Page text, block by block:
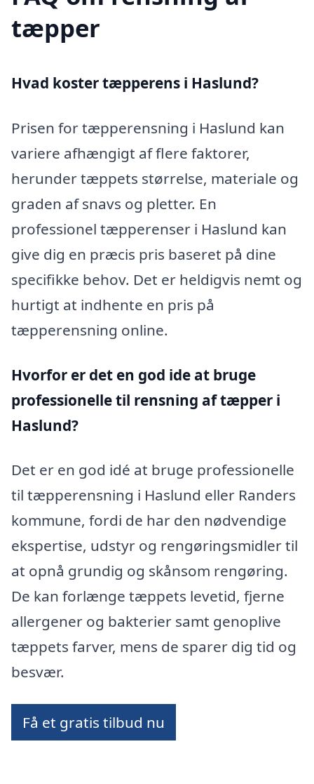
tæpper
Hvad koster tæpperens i Haslund?
Prisen for tæpperensning i Haslund kan
variere afhængigt af flere faktorer,
herunder tæppets størrelse, materiale og
graden af snavs og pletter. En
professionel tæpperenser i Haslund kan
give dig en præcis pris baseret på dine
specifikke behov. Det er heldigvis nemt og
hurtigt at indhente en pris på
tæpperensning online.
Hvorfor er det en god ide at bruge
professionelle til rensning af tæpper i
Haslund?
Det er en god idé at bruge professionelle
til tæpperensning i Haslund eller Randers
kommune, fordi de har den nødvendige
ekspertise, udstyr og rengøringsmidler til
at opnå grundig og skånsom rengøring.
De kan forlænge tæppets levetid, fjerne
allergener og bakterier samt genoplive
tæppets farver, mens de sparer dig tid og
besvær.
Få et gratis tilbud nu